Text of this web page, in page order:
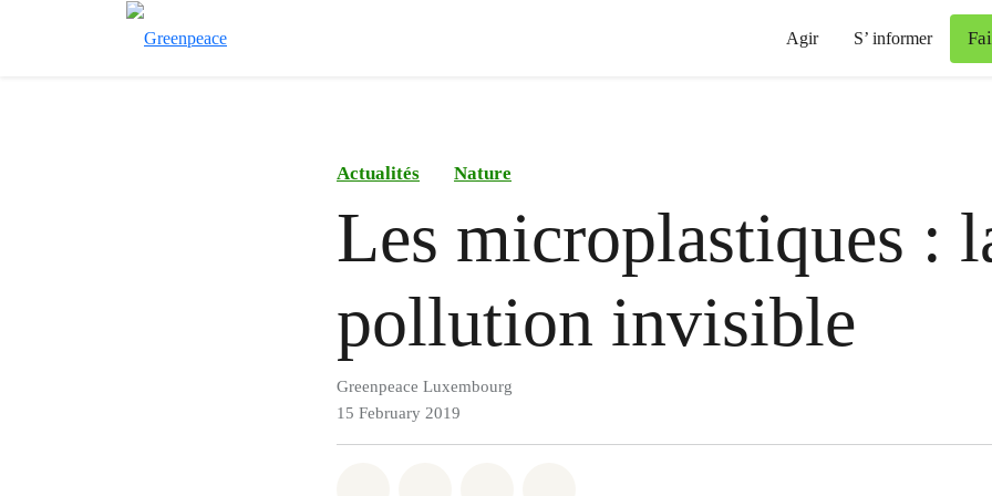
Agir S’ informer
Actualités Nature
Les microplastiques :
pollution invisible
Greenpeace Luxembourg
15 February 2019